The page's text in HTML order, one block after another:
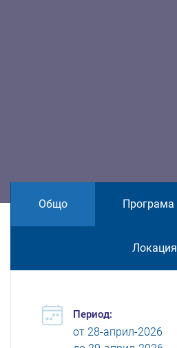
Общо Програма
Локация
Период:
от 28-април-2026